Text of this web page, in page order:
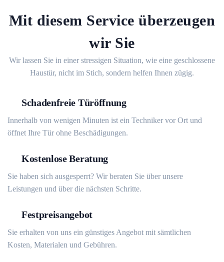
Mit diesem Service überzeugen
wir Sie
Wir lassen Sie in einer stressigen Situation, wie eine geschlossene
Haustür, nicht im Stich, sondern helfen Ihnen zügig.
Schadenfreie Türöffnung
Innerhalb von wenigen Minuten ist ein Techniker vor Ort und
öffnet Ihre Tür ohne Beschädigungen.
Kostenlose Beratung
Sie haben sich ausgesperrt? Wir beraten Sie über unsere
Leistungen und über die nächsten Schritte.
Festpreisangebot
Sie erhalten von uns ein günstiges Angebot mit sämtlichen
Kosten, Materialen und Gebühren.